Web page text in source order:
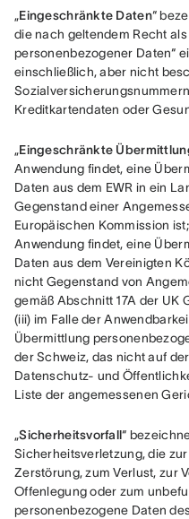
„Eingeschränkte Daten“
die nach geltendem Recht
personenbezogener Daten“
einschließlich, aber nicht
Kreditkartendaten oder
„Eingeschränkte
Anwendung findet, eine
Daten aus dem EWR in ein
Gegenstand einer
Europäischen Kommission ist;
Anwendung findet, eine
Daten aus dem Vereinigten
nicht Gegenstand von
gemäß Abschnitt 17A der UK
(iii) im Falle der
Übermittlung
der Schweiz, das nicht auf
Datenschutz- und
Liste der angemessenen
„Sicherheitsvorfall“
Sicherheitsverletzung, die
Zerstörung, zum Verlust, zur
Offenlegung oder zum
personenbezogene Daten